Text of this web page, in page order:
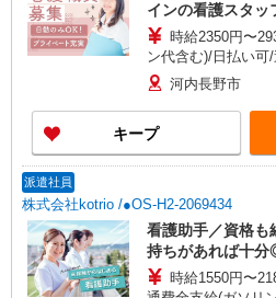
インの看護スタッ
時給2350円〜
ン代含む)/日払い可/
河内長野市
キープ
派遣社員
株式会社kotrio /●OS-H2-2069434
看護助手／資格も
持ちがあれば十
時給1550円〜